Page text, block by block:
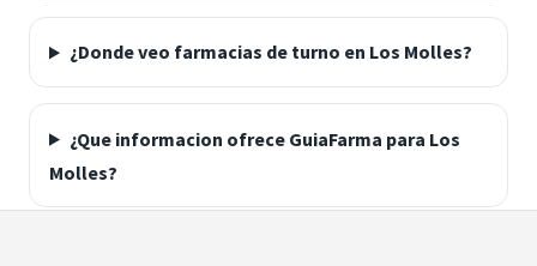
¿Donde veo farmacias de turno en Los Molles?
¿Que informacion ofrece GuiaFarma para Los
Molles?